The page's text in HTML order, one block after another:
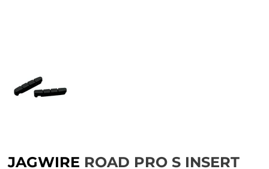
JAGWIRE ROAD PRO S INSERT